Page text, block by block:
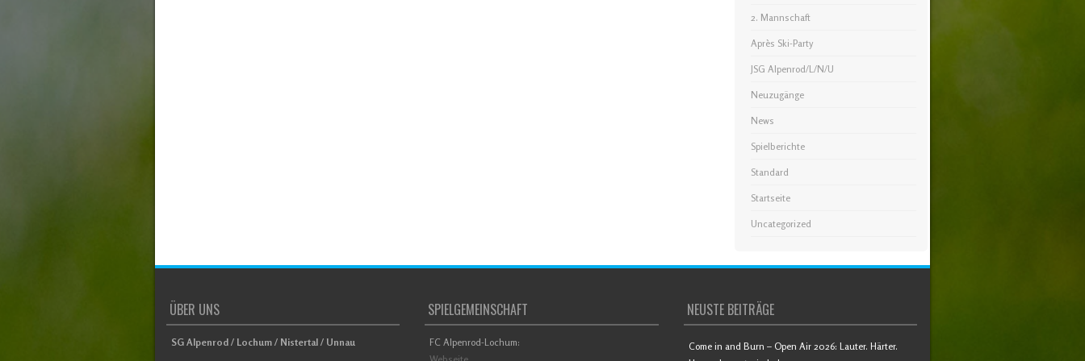
2. Mannschaft
Après Ski-Party
JSG Alpenrod/L/N/U
Neuzugänge
News
Spielberichte
Standard
Startseite
Uncategorized
ÜBER UNS
SG Alpenrod / Lochum / Nistertal / Unnau
SPIELGEMEINSCHAFT
FC Alpenrod-Lochum:
NEUSTE BEITRÄGE
Come in and Burn – Open Air 2026: Lauter. Härter.